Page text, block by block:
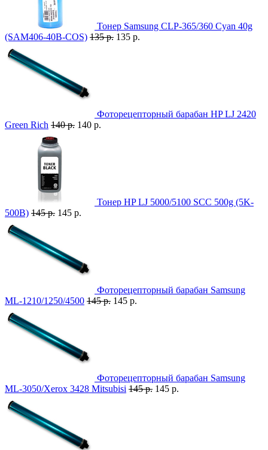
Тонер Samsung CLP-365/360 Cyan 40g
(SAM406-40B-COS) 135 р. 135 р.
Фоторецепторный барабан HP LJ 2420
Green Rich 140 р. 140 р.
Тонер HP LJ 5000/5100 SCC 500g (5K-
500B) 145 р. 145 р.
Фоторецепторный барабан Samsung
ML-1210/1250/4500 145 р. 145 р.
Фоторецепторный барабан Samsung
ML-3050/Xerox 3428 Mitsubisi 145 р. 145 р.